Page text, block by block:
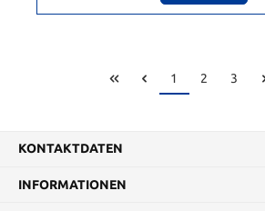
1 2 3
KONTAKTDATEN
INFORMATIONEN